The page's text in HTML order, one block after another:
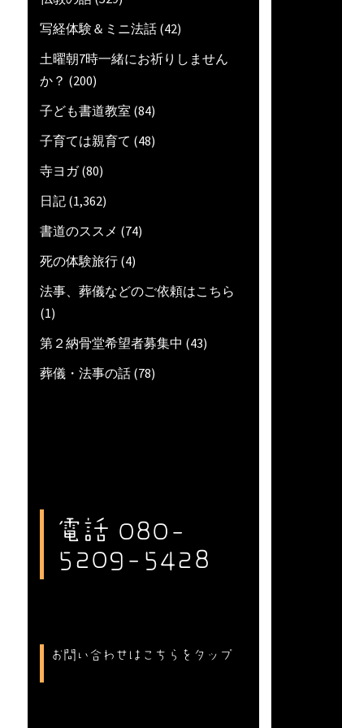
写経体験＆ミニ法話 (42)
土曜朝7時一緒にお祈りしません
か？ (200)
子ども書道教室 (84)
子育ては親育て (48)
寺ヨガ(80)
日記 (1,362)
書道のススメ (74)
死の体験旅行 (4)
法事、葬儀などのご依頼はこちら
(1)
第２納骨堂希望者募集中 (43)
葬儀・法事の話 (78)
電話 080-
5209-5428
お問い合わせはこちらをタップ